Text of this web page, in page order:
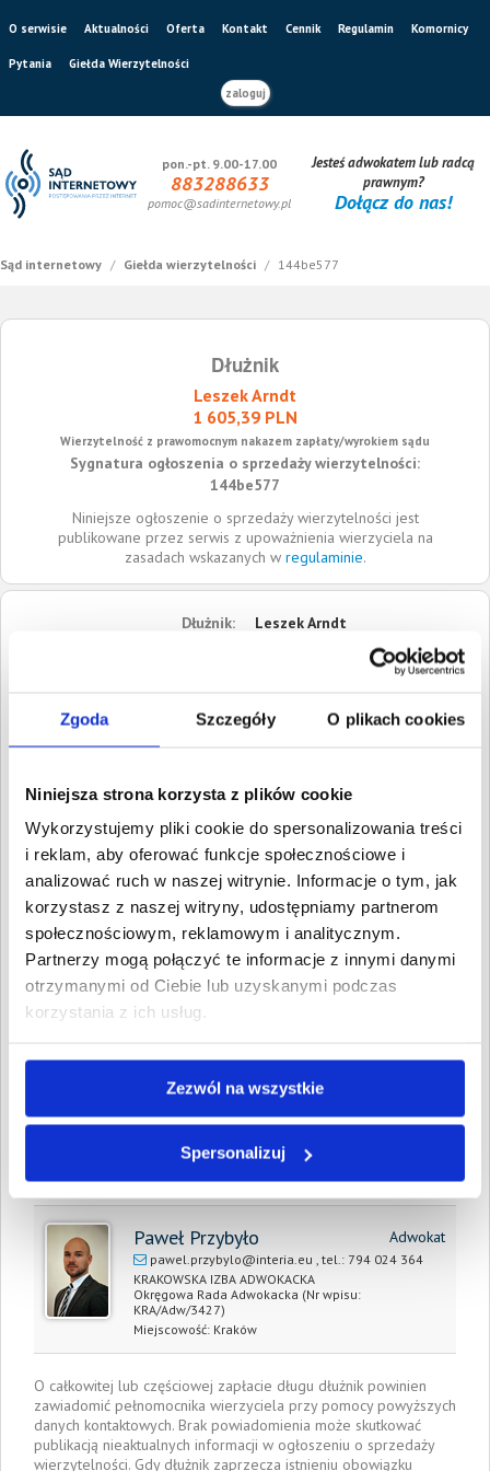
Zgoda Szczegóły O plikach cookies
Niniejsza strona korzysta z plików cookie
Wykorzystujemy pliki cookie do spersonalizowania treści
i reklam, aby oferować funkcje społecznościowe i
analizować ruch w naszej witrynie. Informacje o tym, jak
korzystasz z naszej witryny, udostępniamy partnerom
społecznościowym, reklamowym i analitycznym.
Partnerzy mogą połączyć te informacje z innymi danymi
otrzymanymi od Ciebie lub uzyskanymi podczas
korzystania z ich usług.
Zezwól na wszystkie
Spersonalizuj
O serwisie Aktualności Oferta Kontakt Cennik Regulamin Komornicy
Pytania
Giełda Wierzytelności
zaloguj
pon.-pt. 9.00-17.00
883288633
pomoc@sadinternetowy.pl
Jesteś adwokatem lub radcą
prawnym?
Dołącz do nas!
Sąd internetowy / Giełda wierzytelności / 144be577
Dłużnik
Leszek Arndt
1 605,39 PLN
Wierzytelność z prawomocnym nakazem zapłaty/wyrokiem sądu
Sygnatura ogłoszenia o sprzedaży wierzytelności:
144be577
Niniejsze ogłoszenie o sprzedaży wierzytelności jest
publikowane przez serwis z upoważnienia wierzyciela na
zasadach wskazanych w regulaminie.
Dłużnik:
Leszek Arndt
Opolskie
Data wymagalności:
grudnia 2020
Wartość:
Koszty sądowe:210,39 PLN
Spłacono:
0,00 PLN
Całkowita
wartość wierzytelności:
1 605,39 PLN
Data wystawienia: 2 września 2021
Paweł Przybyło Adwokat
pawel.przybylo@interia.eu , tel.: 794 024 364
KRAKOWSKA IZBA ADWOKACKA
Okręgowa Rada Adwokacka (Nr wpisu:
KRA/Adw/3427)
Miejscowość: Kraków
O całkowitej lub częściowej zapłacie długu dłużnik powinien
zawiadomić pełnomocnika wierzyciela przy pomocy powyższych
danych kontaktowych. Brak powiadomienia może skutkować
publikacją nieaktualnych informacji w ogłoszeniu o sprzedaży
wierzytelności. Gdy dłużnik zaprzecza istnieniu obowiązku